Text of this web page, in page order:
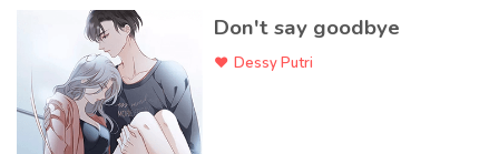
Don't say goodbye
Dessy Putri